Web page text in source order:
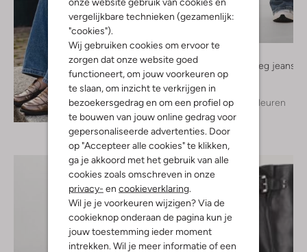
vergelijkbare technieken (gezamenlijk:
"cookies").
Wij gebruiken cookies om ervoor te
zorgen dat onze website goed
functioneert, om jouw voorkeuren op
te slaan, om inzicht te verkrijgen in
bezoekersgedrag en om een profiel op
te bouwen van jouw online gedrag voor
gepersonaliseerde advertenties. Door
op "Accepteer alle cookies" te klikken,
ga je akkoord met het gebruik van alle
cookies zoals omschreven in onze
privacy- en cookieverklaring.
Wil je je voorkeuren wijzigen? Via de
cookieknop onderaan de pagina kun je
jouw toestemming ieder moment
intrekken. Wil je meer informatie of een
Ontdek de look
Straight leg jeans
€ 149,99
+ meer kleuren